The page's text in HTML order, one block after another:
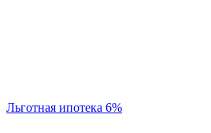
Льготная ипотека 6%